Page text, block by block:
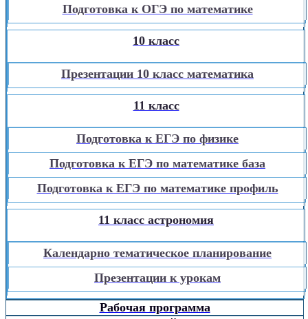
Подготовка к ОГЭ по математике
10 класс
Презентации 10 класс математика
11 класс
Подготовка к ЕГЭ по физике
Подготовка к ЕГЭ по математике база
Подготовка к ЕГЭ по математике профиль
11 класс астрономия
Календарно тематическое планирование
Презентации к урокам
Рабочая программа